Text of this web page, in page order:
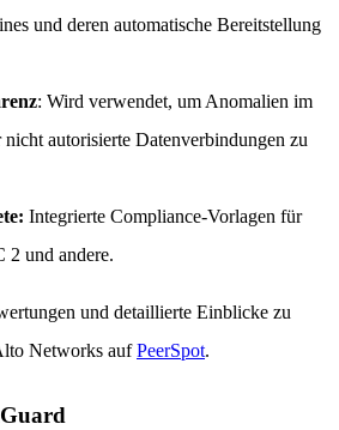
und deren automatische Bereitstellung
: Wird verwendet, um Anomalien im
autorisierte Datenverbindungen zu
Integrierte Compliance-Vorlagen für
und andere.
und detaillierte Einblicke zu
Networks aufPeerSpot.